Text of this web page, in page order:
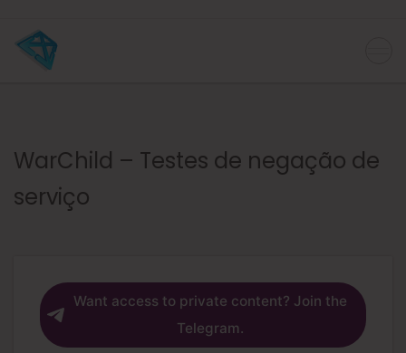
WarChild – Testes de negação de
serviço
Want access to private content? Join the
Telegram.